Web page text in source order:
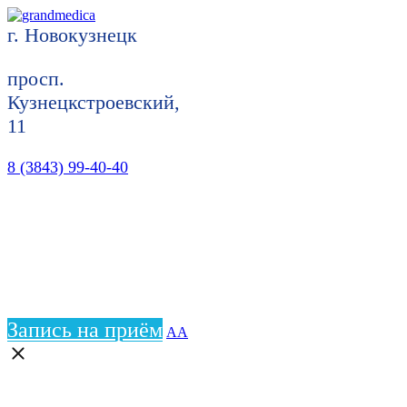
г. Новокузнецк
просп.
Кузнецкстроевский,
11
8 (3843) 99-40-40
Запись на приём АА